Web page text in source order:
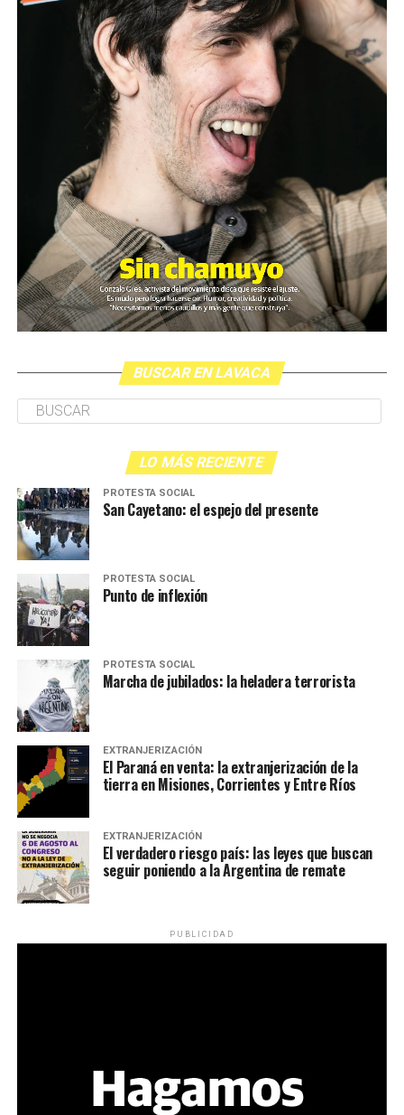
BUSCAR EN LAVACA
LO MÁS RECIENTE
PROTESTA SOCIAL
San Cayetano: el espejo del presente
PROTESTA SOCIAL
Punto de inflexión
PROTESTA SOCIAL
Marcha de jubilados: la heladera terrorista
EXTRANJERIZACIÓN
El Paraná en venta: la extranjerización de la
tierra en Misiones, Corrientes y Entre Ríos
EXTRANJERIZACIÓN
El verdadero riesgo país: las leyes que buscan
seguir poniendo a la Argentina de remate
PUBLICIDAD